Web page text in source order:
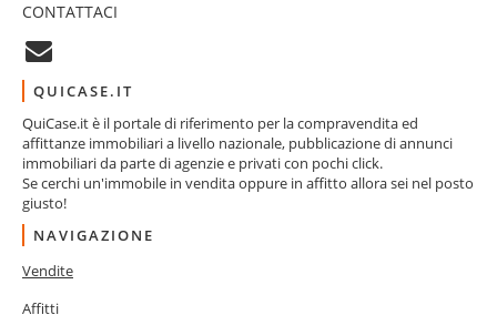
CONTATTACI
QUICASE.IT
QuiCase.it è il portale di riferimento per la compravendita ed
affittanze immobiliari a livello nazionale, pubblicazione di annunci
immobiliari da parte di agenzie e privati con pochi click.
Se cerchi un'immobile in vendita oppure in affitto allora sei nel posto
giusto!
NAVIGAZIONE
Vendite
Affitti